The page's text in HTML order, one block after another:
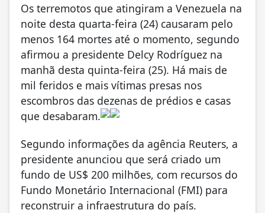
Os terremotos que atingiram a Venezuela na
noite desta quarta-feira (24) causaram pelo
menos 164 mortes até o momento, segundo
afirmou a presidente Delcy Rodríguez na
manhã desta quinta-feira (25). Há mais de
mil feridos e mais vítimas presas nos
escombros das dezenas de prédios e casas
que desabaram.
Segundo informações da agência Reuters, a
presidente anunciou que será criado um
fundo de US$ 200 milhões, com recursos do
Fundo Monetário Internacional (FMI) para
reconstruir a infraestrutura do país.